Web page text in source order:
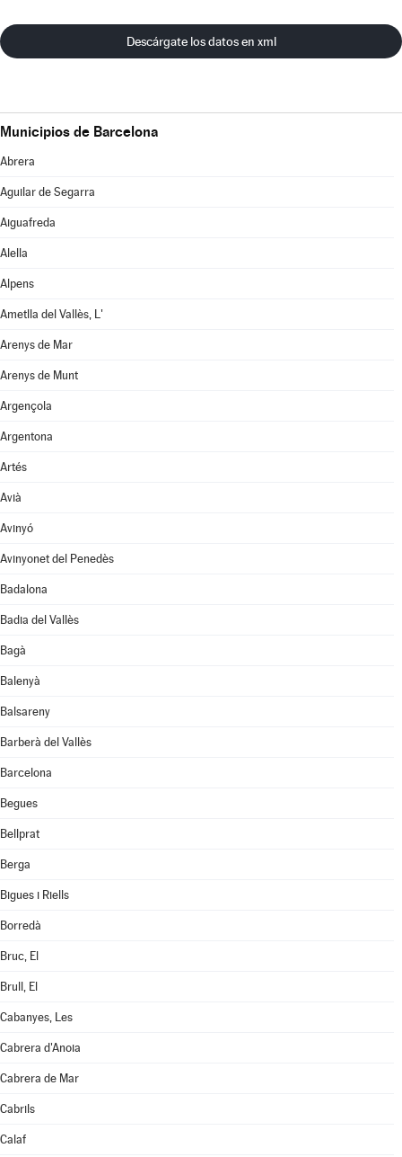
Descárgate los datos en xml
Municipios de Barcelona
Abrera
Aguilar de Segarra
Aiguafreda
Alella
Alpens
Ametlla del Vallès, L'
Arenys de Mar
Arenys de Munt
Argençola
Argentona
Artés
Avià
Avinyó
Avinyonet del Penedès
Badalona
Badia del Vallès
Bagà
Balenyà
Balsareny
Barberà del Vallès
Barcelona
Begues
Bellprat
Berga
Bigues i Riells
Borredà
Bruc, El
Brull, El
Cabanyes, Les
Cabrera d'Anoia
Cabrera de Mar
Cabrils
Calaf